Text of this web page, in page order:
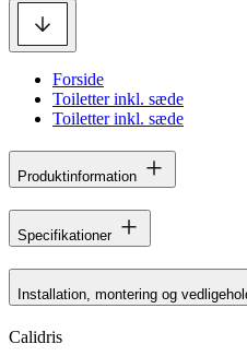
Forside
Toiletter inkl. sæde
Toiletter inkl. sæde
Produktinformation
Specifikationer
Installation, montering og
Calidris